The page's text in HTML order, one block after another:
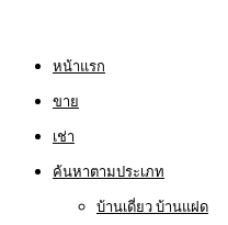
หน้าแรก
ขาย
เช่า
ค้นหาตามประเภท
บ้านเดี่ยว บ้านแฝด